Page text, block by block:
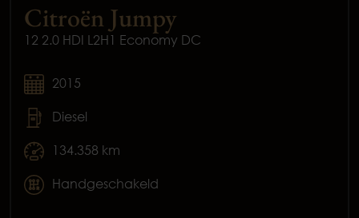
Citroën Jumpy
12 2.0 HDI L2H1 Economy DC
2015
Diesel
134.358 km
Handgeschakeld